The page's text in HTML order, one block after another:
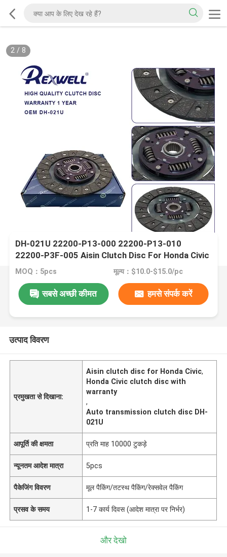
2/ 8
DH-021U 22200-P13-000 22200-P13-010
22200-P3F-005 Aisin Clutch Disc For Honda Civic
MOQ：5pcs मूल्य：$10.0-$15.0/pc
सबसे अच्छी कीमत हमसे संपर्क करें
उत्पाद विवरण
प्रमुखता से दिखाना:
Aisin clutch disc for Honda Civic,
Honda Civic clutch disc with
warranty
,
Auto transmission clutch disc DH-
021U
आपूर्ति की क्षमता प्रति माह 10000 टुकड़े
न्यूनतम आदेश मात्रा 5pcs
पैकेजिंग विवरण मूल पैकिंग/तटस्थ पैकिंग/रेक्सवेल पैकिंग
प्रसव के समय 1-7 कार्य दिवस (आदेश मात्रा पर निर्भर)
और देखो